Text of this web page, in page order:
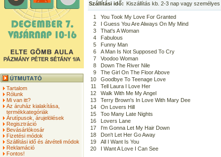
Tartalom
Rólunk
Mi van itt?
Az áruház kialakítása,
termékkategóriák
Árutípusok, árujelölések
Regisztráció
Bevásárlókosár
Fizetési módok
Szállítási idő és átvételi módok
Reklamáció
Fontos!
Szállítási idő: Kiszállítás kb. 2-3 nap vagy
1
You Took My Love For Granted
2
I Guess You Are Always On My Mind
3
That's A Woman
4
Fabulous
5
Funny Man
6
A Man Is Not Supposed To Cry
7
Voodoo Woman
8
Down The River Nile
9
The Girl On The Floor Above
10
Goodbye To Teenage Love
11
Tell Laura I Love Her
12
Walk With Me My Angel
13
Terry Brown's In Love With Mary Dee
14
On Lovers Hill
15
Too Many Late Nights
16
Lovers Lane
17
I'm Gonna Let My Hair Down
18
Don't Let Her Go Away
19
All I Want Is You
20
I Want A Love I Can See